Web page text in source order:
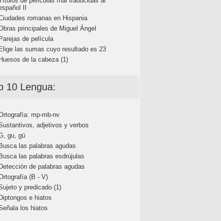
II
romanas en Hispania
principales de Miguel Ángel
de película
las sumas cuyo resultado es 23
de la cabeza (1)
10 Lengua:
mp-mb-nv
adjetivos y verbos
gu, gü
las palabras agudas
las palabras esdrújulas
de palabras agudas
(B - V)
y predicado (1)
e hiatos
los hiatos